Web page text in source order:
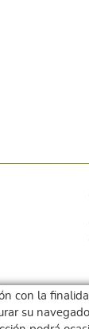
con la
su